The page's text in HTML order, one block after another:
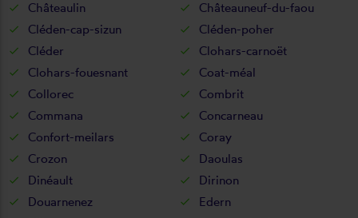
Châteaulin
Châteauneuf-du-faou
Cléden-cap-sizun
Cléden-poher
Cléder
Clohars-carnoët
Clohars-fouesnant
Coat-méal
Collorec
Combrit
Commana
Concarneau
Confort-meilars
Coray
Crozon
Daoulas
Dinéault
Dirinon
Douarnenez
Edern